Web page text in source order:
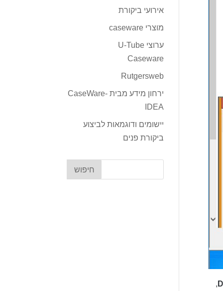
,
אירועי ביקורת
מוצרי caseware
ערוצי U-Tube
Caseware
Rutgersweb
ירחון מידע מבית CaseWare-
IDEA
יישומים ודוגמאות לביצוע
ביקורת פנים